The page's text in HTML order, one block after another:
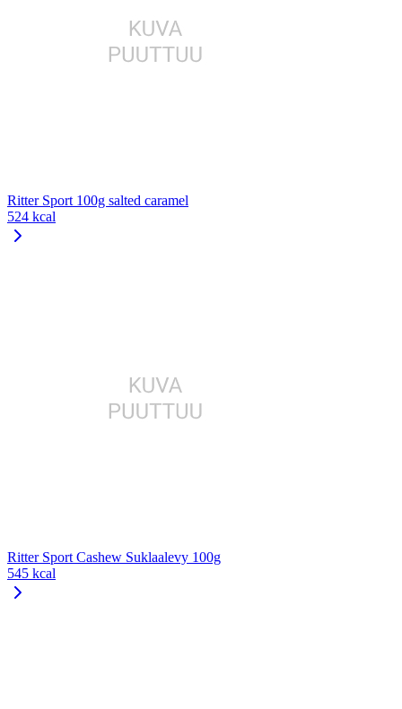
Ritter Sport 100g salted caramel
524 kcal
Ritter Sport Cashew Suklaalevy 100g
545 kcal